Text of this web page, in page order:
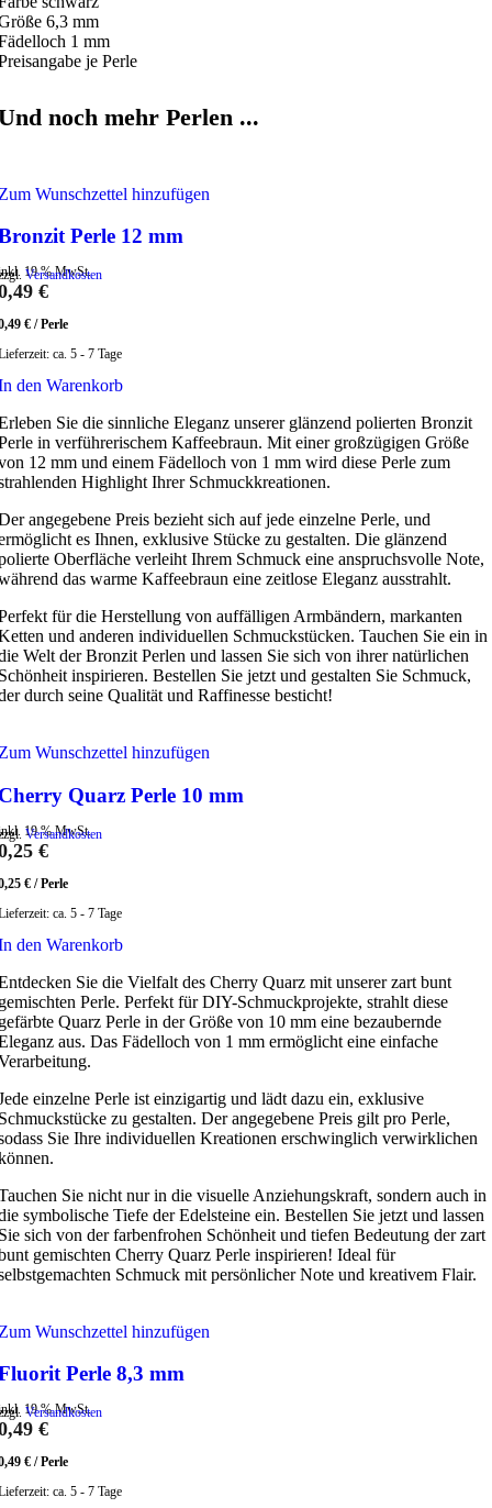
6,3 mm
1 mm
je Perle
noch mehr Perlen ...
Wunschzettel hinzufügen
Perle 12 mm
19 % MwSt.
Versandkosten
€
€ /Perle
ca. 5 - 7 Tage
den Warenkorb
Sie die sinnliche Eleganz unserer glänzend polierten Bronzit
in verführerischem Kaffeebraun. Mit einer großzügigen Größe
12 mm und einem Fädelloch von 1 mm wird diese Perle zum
Highlight Ihrer Schmuckkreationen.
angegebene Preis bezieht sich auf jede einzelne Perle, und
es Ihnen, exklusive Stücke zu gestalten. Die glänzend
Oberfläche verleiht Ihrem Schmuck eine anspruchsvolle Note,
das warme Kaffeebraun eine zeitlose Eleganz ausstrahlt.
für die Herstellung von auffälligen Armbändern, markanten
und anderen individuellen Schmuckstücken. Tauchen Sie ein in
Welt der Bronzit Perlen und lassen Sie sich von ihrer natürlichen
inspirieren. Bestellen Sie jetzt und gestalten Sie Schmuck,
durch seine Qualität und Raffinesse besticht!
Wunschzettel hinzufügen
Quarz Perle 10 mm
19 % MwSt.
Versandkosten
€
€ /Perle
ca. 5 - 7 Tage
den Warenkorb
Sie die Vielfalt des Cherry Quarz mit unserer zart bunt
Perle. Perfekt für DIY-Schmuckprojekte, strahlt diese
Quarz Perle in der Größe von 10 mm eine bezaubernde
aus. Das Fädelloch von 1 mm ermöglicht eine einfache
einzelne Perle ist einzigartig und lädt dazu ein, exklusive
zu gestalten. Der angegebene Preis gilt pro Perle,
Sie Ihre individuellen Kreationen erschwinglich verwirklichen
Sie nicht nur in die visuelle Anziehungskraft, sondern auch in
symbolische Tiefe der Edelsteine ein. Bestellen Sie jetzt und lassen
sich von der farbenfrohen Schönheit und tiefen Bedeutung der zart
gemischten Cherry Quarz Perle inspirieren! Ideal für
Schmuck mit persönlicher Note und kreativem Flair.
Wunschzettel hinzufügen
Perle 8,3 mm
19 % MwSt.
Versandkosten
€
€ /Perle
ca. 5 - 7 Tage